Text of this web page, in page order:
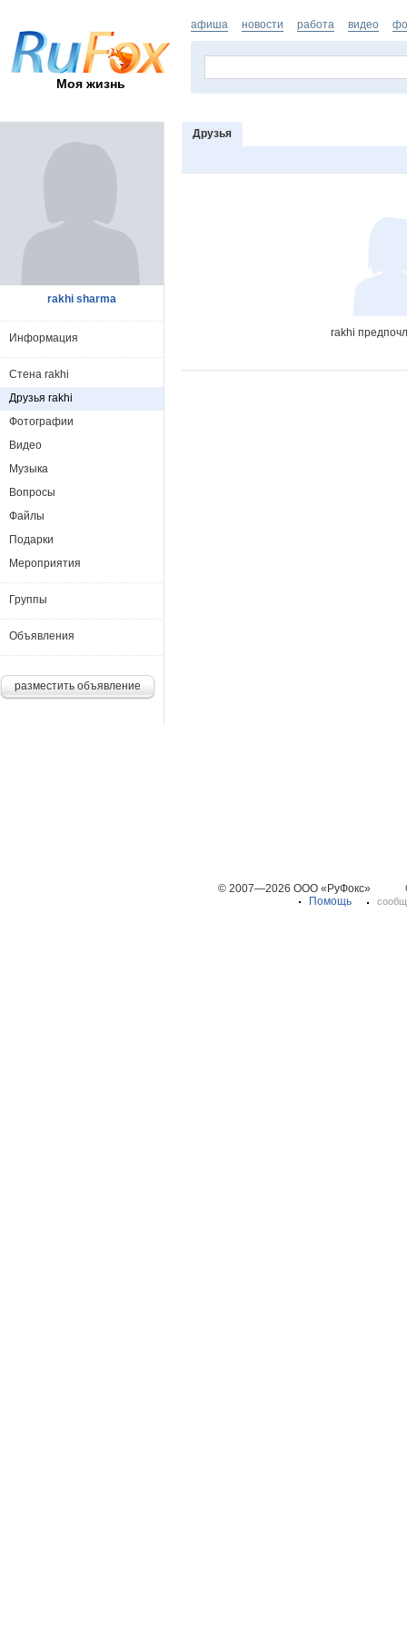
Моя жизнь
афиша новости работа видео
Друзья
rakhi
rakhi sharma
Информация
Стена rakhi
Друзья rakhi
Фотографии
Видео
Музыка
Вопросы
Файлы
Подарки
Мероприятия
Группы
Объявления
разместить объявление
© 2007—2026 ООО «РуФокс»
Помощь